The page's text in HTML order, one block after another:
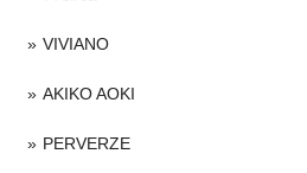
VIVIANO
AKIKO AOKI
PERVERZE